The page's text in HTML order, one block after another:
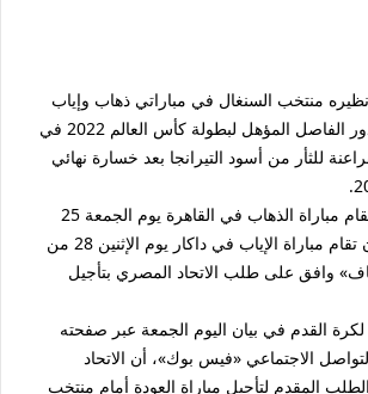
منتخب السنغال في مباراتي ذهاب وإياب
مارس المقبل في الدور الفاصل المؤهل لبطولة كأس العالم 2022 في
للثأر من أسود التيرانجا بعد خسارة نهائي
وكان من المقرر أن تقام مباراة الذهاب في القاهرة يوم الجمعة 25
مارس 2022، على أن تقام مباراة الإياب في داكار يوم الإثنين 28 من
وافق على طلب الاتحاد المصري بتأجيل
القدم في بيان اليوم الجمعة عبر صفحته
الاجتماعي «فيس بوك»، أن الاتحاد
المقدم لتأجيل مباراة العودة أمام منتخب